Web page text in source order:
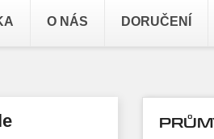
O NÁS DORUČENÍ